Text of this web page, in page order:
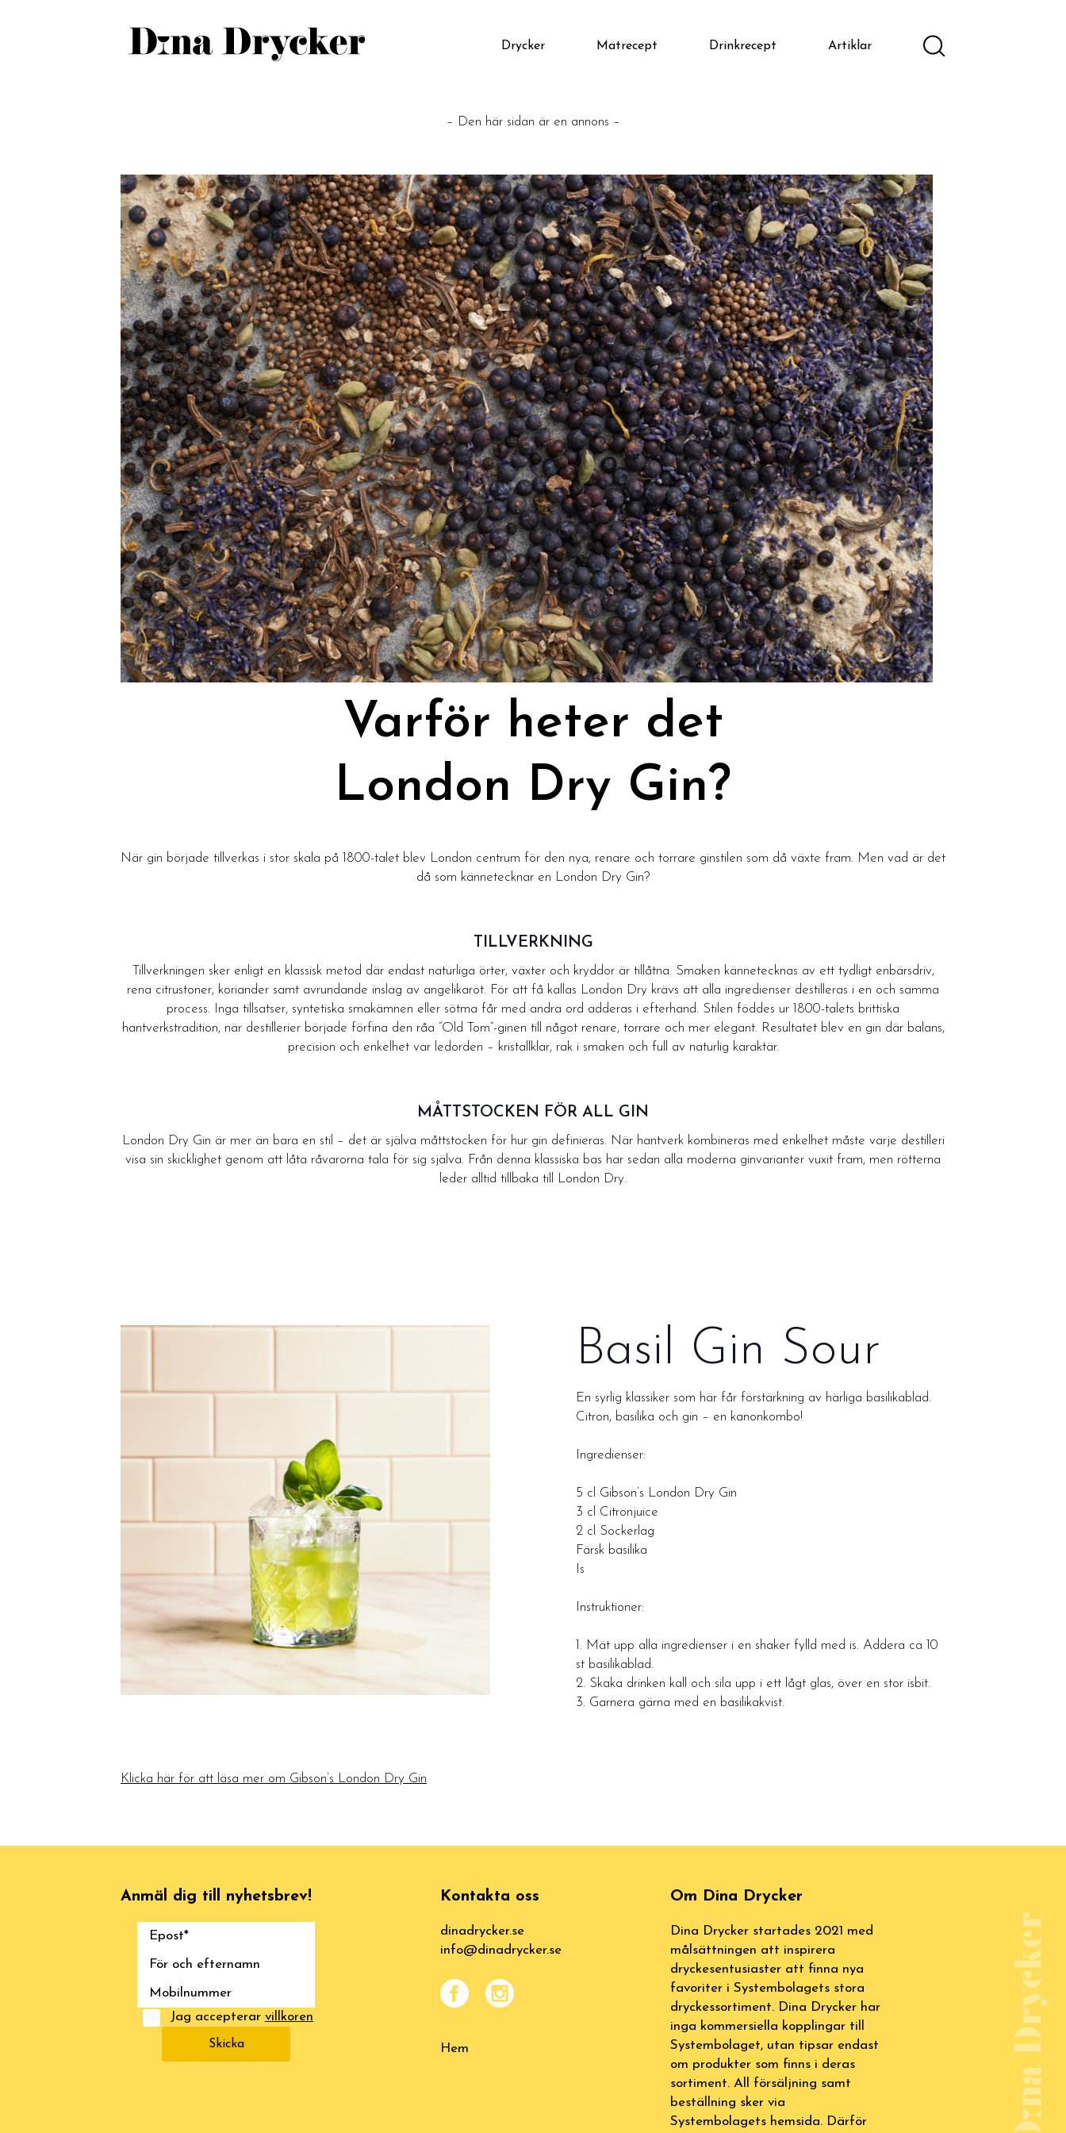
Drycker Matrecept Drinkrecept Artiklar
– Den här sidan är en annons –
Varför heter det
London Dry Gin?
När gin började tillverkas i stor skala på 1800-talet blev London centrum för den nya, renare och torrare ginstilen som då växte fram. Men vad är det
då som kännetecknar en London Dry Gin?
TILLVERKNING
Tillverkningen sker enligt en klassisk metod där endast naturliga örter, växter och kryddor är tillåtna. Smaken kännetecknas av ett tydligt enbärsdriv,
rena citrustoner, koriander samt avrundande inslag av angelikarot. För att få kallas London Dry krävs att alla ingredienser destilleras i en och samma
process. Inga tillsatser, syntetiska smakämnen eller sötma får med andra ord adderas i efterhand. Stilen föddes ur 1800-talets brittiska
hantverkstradition, när destillerier började förfina den råa ”Old Tom”-ginen till något renare, torrare och mer elegant. Resultatet blev en gin där balans,
precision och enkelhet var ledorden – kristallklar, rak i smaken och full av naturlig karaktär.
MÅTTSTOCKEN FÖR ALL GIN
London Dry Gin är mer än bara en stil – det är själva måttstocken för hur gin definieras. När hantverk kombineras med enkelhet måste varje destilleri
visa sin skicklighet genom att låta råvarorna tala för sig själva. Från denna klassiska bas har sedan alla moderna ginvarianter vuxit fram, men rötterna
leder alltid tillbaka till London Dry.
Basil Gin Sour
En syrlig klassiker som här får förstärkning av härliga basilikablad.
Citron, basilika och gin – en kanonkombo!
Ingredienser:
5 cl Gibson’s London Dry Gin
3 cl Citronjuice
2 cl Sockerlag
Färsk basilika
Is
Instruktioner:
1. Mät upp alla ingredienser i en shaker fylld med is. Addera ca 10
st basilikablad.
2. Skaka drinken kall och sila upp i ett lågt glas, över en stor isbit.
3. Garnera gärna med en basilikakvist.
Klicka här för att läsa mer om Gibson’s London Dry Gin
Anmäl dig till nyhetsbrev!
Jag accepterar villkoren
Skicka
Kontakta oss
dinadrycker.se
info@dinadrycker.se
Hem
Om Dina Drycker
Dina Drycker startades 2021 med
målsättningen att inspirera
dryckesentusiaster att finna nya
favoriter i Systembolagets stora
dryckessortiment. Dina Drycker har
inga kommersiella kopplingar till
Systembolaget, utan tipsar endast
om produkter som finns i deras
sortiment. All försäljning samt
beställning sker via
Systembolagets hemsida. Därför